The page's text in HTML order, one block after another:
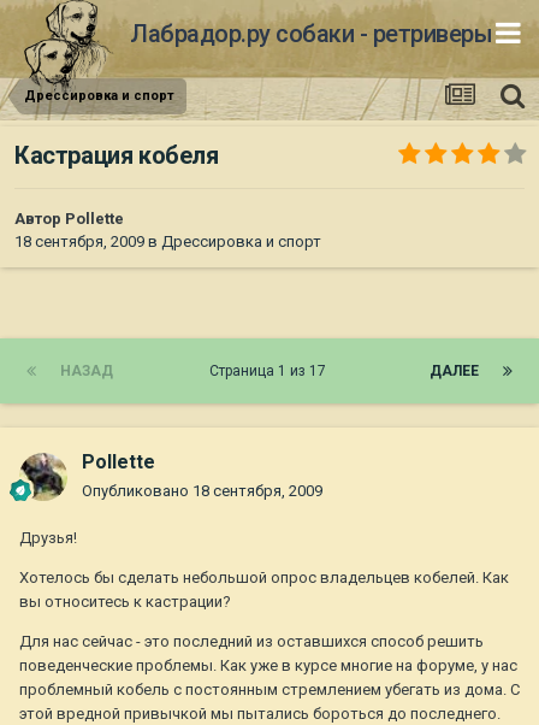
Лабрадор.ру собаки - ретриверы
Дрессировка и спорт
Кастрация кобеля
Автор Pollette
18 сентября, 2009 в Дрессировка и спорт
НАЗАД ДАЛЕЕ
Страница 1 из 17
Pollette
Опубликовано 18 сентября, 2009
Друзья!
Хотелось бы сделать небольшой опрос владельцев кобелей. Как
вы относитесь к кастрации?
Для нас сейчас - это последний из оставшихся способ решить
поведенческие проблемы. Как уже в курсе многие на форуме, у нас
проблемный кобель с постоянным стремлением убегать из дома. С
этой вредной привычкой мы пытались бороться до последнего.